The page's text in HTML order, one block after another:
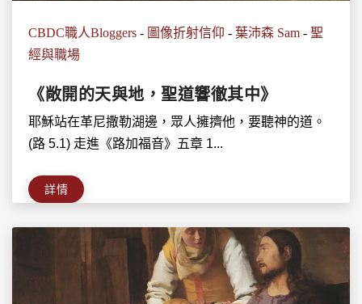
CBDC職人Bloggers - 圖像折射信仰 - 葉沛森 Sam - 聖
經與職場
《敞開的天與地，聖道響徹其中》
耶穌站在革尼撒勒湖邊，眾人擁擠他，要聽神的道。
(路 5.1) 走進《路加福音》五章 1...
詳情